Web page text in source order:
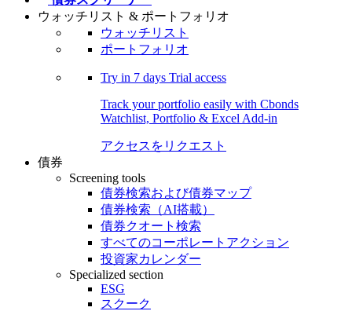
ウォッチリスト & ポートフォリオ
ウォッチリスト
ポートフォリオ
Try in 7 days Trial access
Track your portfolio easily with Cbonds
Watchlist, Portfolio & Excel Add-in
アクセスをリクエスト
債券
Screening tools
債券検索および債券マップ
債券検索（AI搭載）
債券クオート検索
すべてのコーポレートアクション
投資家カレンダー
Specialized section
ESG
スクーク